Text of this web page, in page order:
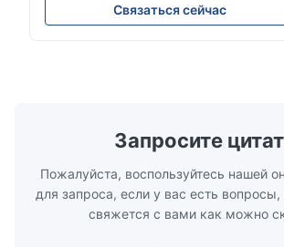
Прибор для измерения блеска YG60S
экономический может испытать
Связаться сейчас
Запросите
Пожалуйста, воспользуйтесь нашей
для запроса, если у вас есть
свяжется с вами как можно